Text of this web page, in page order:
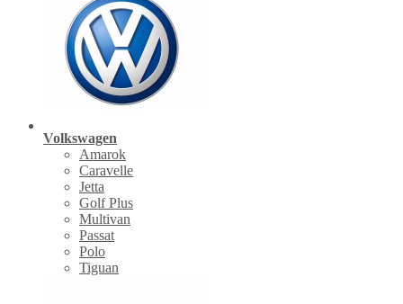
Volkswagen
Amarok
Caravelle
Jetta
Golf Plus
Multivan
Passat
Polo
Tiguan